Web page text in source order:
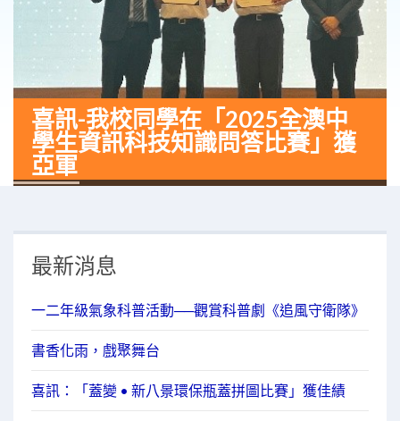
喜訊-我校同學在「2025全澳中
學生資訊科技知識問答比賽」獲
亞軍
最新消息
一二年級氣象科普活動──觀賞科普劇《追風守衛隊》
書香化雨，戲聚舞台
喜訊：「蓋變 • 新八景環保瓶蓋拼圖比賽」獲佳績